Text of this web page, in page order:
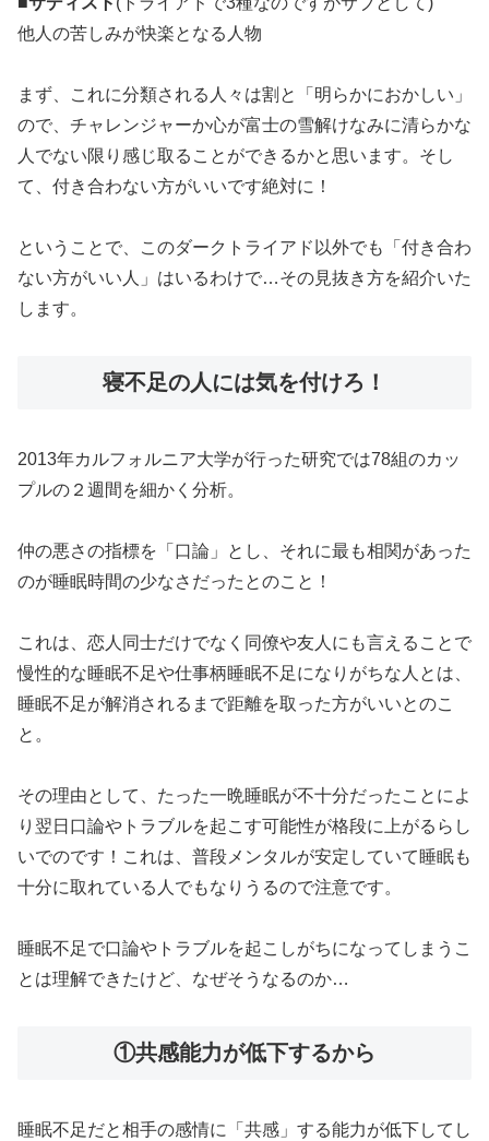
他人の苦しみが快楽となる人物
まず、これに分類される人々は割と「明らかにおかしい」
ので、チャレンジャーか心が富士の雪解けなみに清らかな
人でない限り感じ取ることができるかと思います。そし
て、付き合わない方がいいです絶対に！
ということで、このダークトライアド以外でも「付き合わ
ない方がいい人」はいるわけで…その見抜き方を紹介いた
します。
寝不足の人には気を付けろ！
2013年カルフォルニア大学が行った研究では78組のカッ
プルの２週間を細かく分析。
仲の悪さの指標を「口論」とし、それに最も相関があった
のが睡眠時間の少なさだったとのこと！
これは、恋人同士だけでなく同僚や友人にも言えることで
慢性的な睡眠不足や仕事柄睡眠不足になりがちな人とは、
睡眠不足が解消されるまで距離を取った方がいいとのこ
と。
その理由として、たった一晩睡眠が不十分だったことによ
り翌日口論やトラブルを起こす可能性が格段に上がるらし
いでのです！これは、普段メンタルが安定していて睡眠も
十分に取れている人でもなりうるので注意です。
睡眠不足で口論やトラブルを起こしがちになってしまうこ
とは理解できたけど、なぜそうなるのか…
①共感能力が低下するから
睡眠不足だと相手の感情に「共感」する能力が低下してし